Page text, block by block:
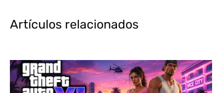
Artículos relacionados